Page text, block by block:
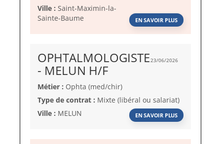
Ville : Saint-Maximin-la-
Sainte-Baume
EN SAVOIR PLUS
23/06/2026
OPHTALMOLOGISTE
- MELUN H/F(Nouvelle
fenêtre)
Métier : Ophta (med/chir)
Type de contrat : Mixte (libéral ou salariat)
Ville : MELUN EN SAVOIR PLUS